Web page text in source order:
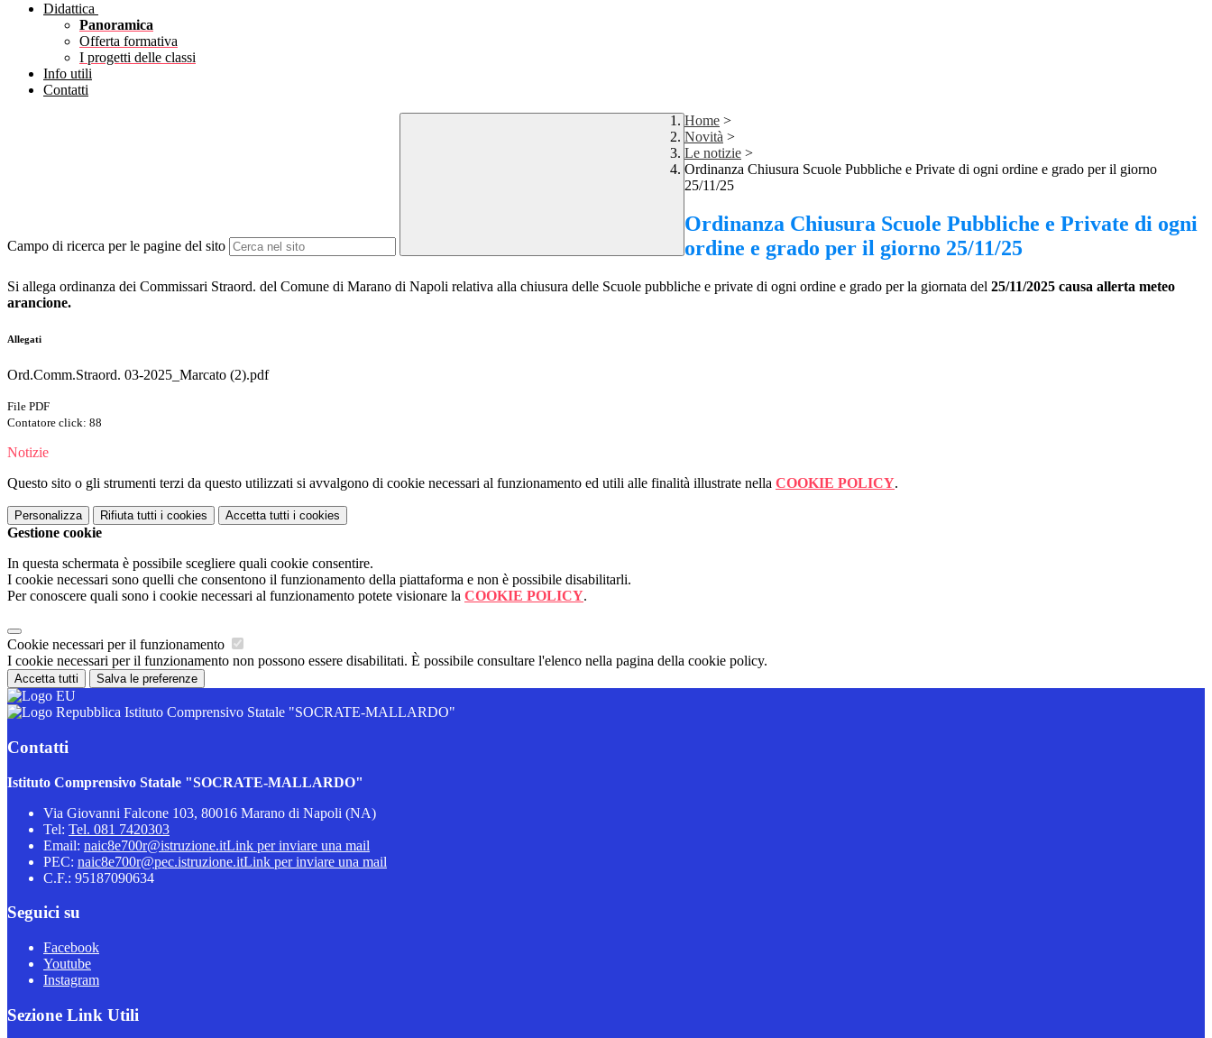
Didattica
Panoramica
Offerta formativa
I progetti delle classi
Info utili
Contatti
Campo di ricerca per le pagine del sito
Home >
Novità >
Le notizie >
Ordinanza Chiusura Scuole Pubbliche e Private di ogni ordine e grado per il giorno
25/11/25
Ordinanza Chiusura Scuole Pubbliche e Private di ogni
ordine e grado per il giorno 25/11/25
Si allega ordinanza dei Commissari Straord. del Comune di Marano di Napoli relativa alla chiusura delle Scuole pubbliche e private di ogni ordine e grado per la giornata del 25/11/2025 causa allerta meteo
arancione.
Allegati
Ord.Comm.Straord. 03-2025_Marcato (2).pdf
File PDF
Contatore click: 88
Notizie
Questo sito o gli strumenti terzi da questo utilizzati si avvalgono di cookie necessari al funzionamento ed utili alle finalità illustrate nella COOKIE POLICY.
Personalizza Rifiuta tutti i cookies Accetta tutti i cookies
Gestione cookie
In questa schermata è possibile scegliere quali cookie consentire.
I cookie necessari sono quelli che consentono il funzionamento della piattaforma e non è possibile disabilitarli.
Per conoscere quali sono i cookie necessari al funzionamento potete visionare la COOKIE POLICY.
Cookie necessari per il funzionamento
I cookie necessari per il funzionamento non possono essere disabilitati. È possibile consultare l'elenco nella pagina della cookie policy.
Accetta tutti Salva le preferenze
Istituto Comprensivo Statale "SOCRATE-MALLARDO"
Contatti
Istituto Comprensivo Statale "SOCRATE-MALLARDO"
Via Giovanni Falcone 103, 80016 Marano di Napoli (NA)
Tel: Tel. 081 7420303
Email: naic8e700r@istruzione.itLink per inviare una mail
PEC: naic8e700r@pec.istruzione.itLink per inviare una mail
C.F.: 95187090634
Seguici su
Facebook
Youtube
Instagram
Sezione Link Utili